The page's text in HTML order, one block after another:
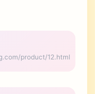
product/12.html